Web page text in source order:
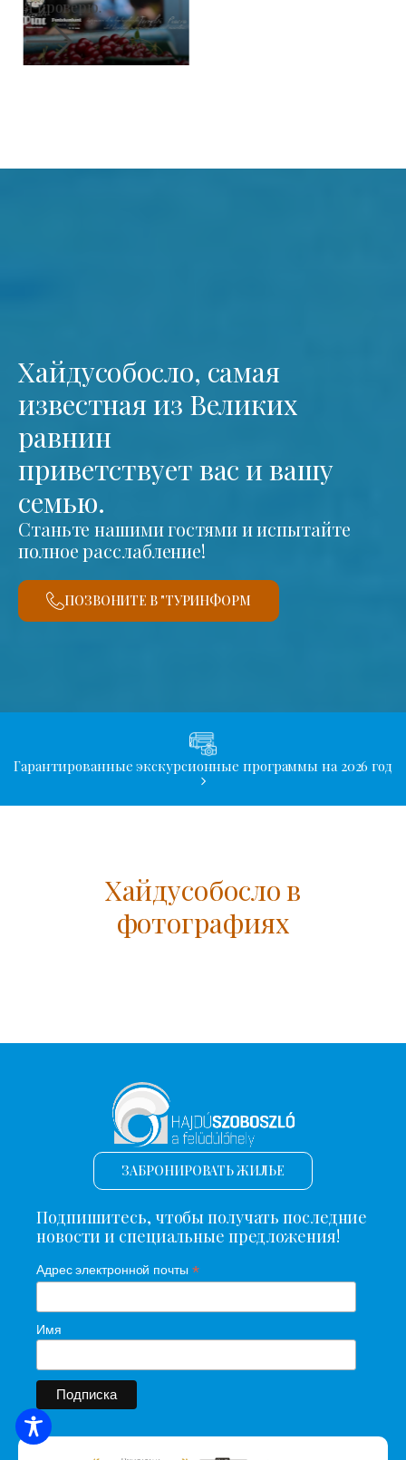
Хайдусобосло, самая
известная из Великих
равнин
приветствует вас и вашу
семью.
Станьте нашими гостями и испытайте
полное расслабление!
ПОЗВОНИТЕ В "ТУРИНФОРМ
Гарантированные экскурсионные программы на 2026 год
Хайдусобосло в
фотографиях
ПОИСК ЖИЛЬЯ
ЗАБРОНИРОВАТЬ ЖИЛЬЕ
Подпишитесь, чтобы получать последние
новости и специальные предложения!
Адрес электронной почты *
Имя